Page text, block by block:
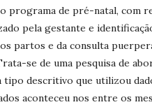
programa de pré-natal, com
pela gestante e
partos e da consulta
se de uma pesquisa de
tipo descritivo que utilizou
aconteceu nos entre os